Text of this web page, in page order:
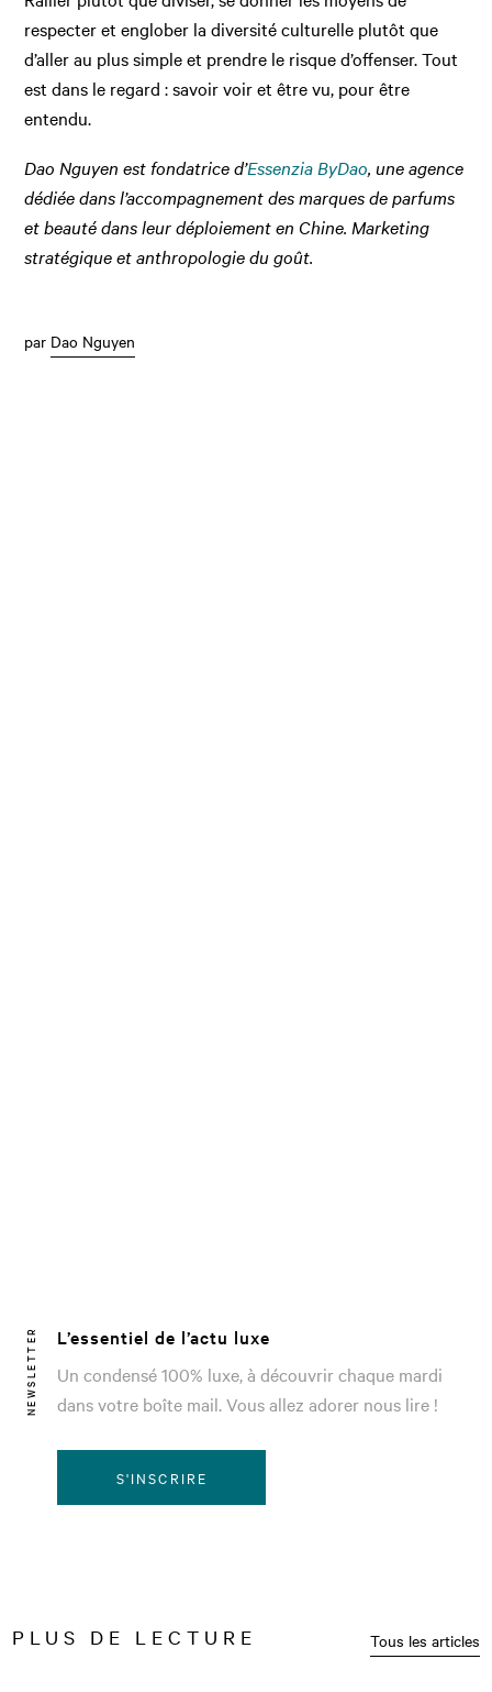
respecter et englober la diversité culturelle plutôt que
d’aller au plus simple et prendre le risque d’offenser. Tout
est dans le regard : savoir voir et être vu, pour être
entendu.
Dao Nguyen est fondatrice d’Essenzia ByDao, une agence
dédiée dans l’accompagnement des marques de parfums
et beauté dans leur déploiement en Chine. Marketing
stratégique et anthropologie du goût.
par Dao Nguyen
NEWSLETTER
L’essentiel de l’actu luxe
Un condensé 100% luxe, à découvrir chaque mardi
dans votre boîte mail. Vous allez adorer nous lire !
S'INSCRIRE
PLUS DE LECTURE Tous les articles